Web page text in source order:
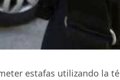
estafas utilizando la